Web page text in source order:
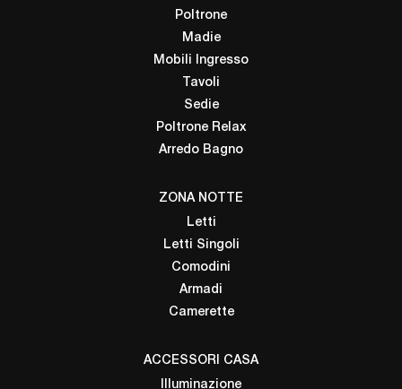
Poltrone
Madie
Mobili Ingresso
Tavoli
Sedie
Poltrone Relax
Arredo Bagno
ZONA NOTTE
Letti
Letti Singoli
Comodini
Armadi
Camerette
ACCESSORI CASA
Illuminazione